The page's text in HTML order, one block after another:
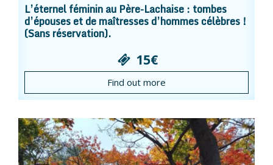
L’éternel féminin au Père-Lachaise : tombes
d’épouses et de maîtresses d’hommes célèbres !
(Sans réservation).
15€
Find out more